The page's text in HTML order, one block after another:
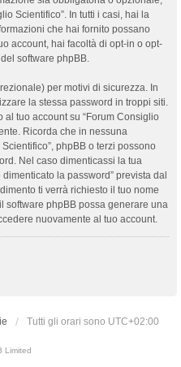
Scientifico”. In tutti i casi, hai la
che hai fornito possano
account, hai facoltà di opt-in o opt-
software phpBB.
per motivi di sicurezza. In
la stessa password in troppi siti.
tuo account su “Forum Consiglio
Ricorda che in nessuna
phpBB o terzi possono
Nel caso dimenticassi la tua
la password” prevista dal
ti verrà richiesto il tuo nome
software phpBB possa generare una
nuovamente al tuo account.
Tutti gli orari sono UTC+02:00
Limited